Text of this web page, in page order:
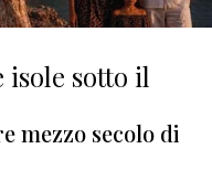
isole sotto il
mezzo secolo di